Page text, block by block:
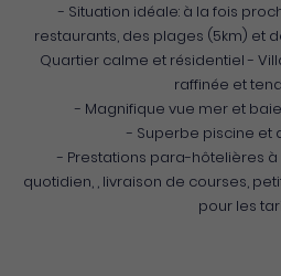
- Situation idéale: à la fois
restaurants, des plages (5km) et
Quartier calme et résidentiel -
raffinée et
- Magnifique vue mer et
- Superbe piscine et
- Prestations para-hôtelières
quotidien, , livraison de courses,
pour les